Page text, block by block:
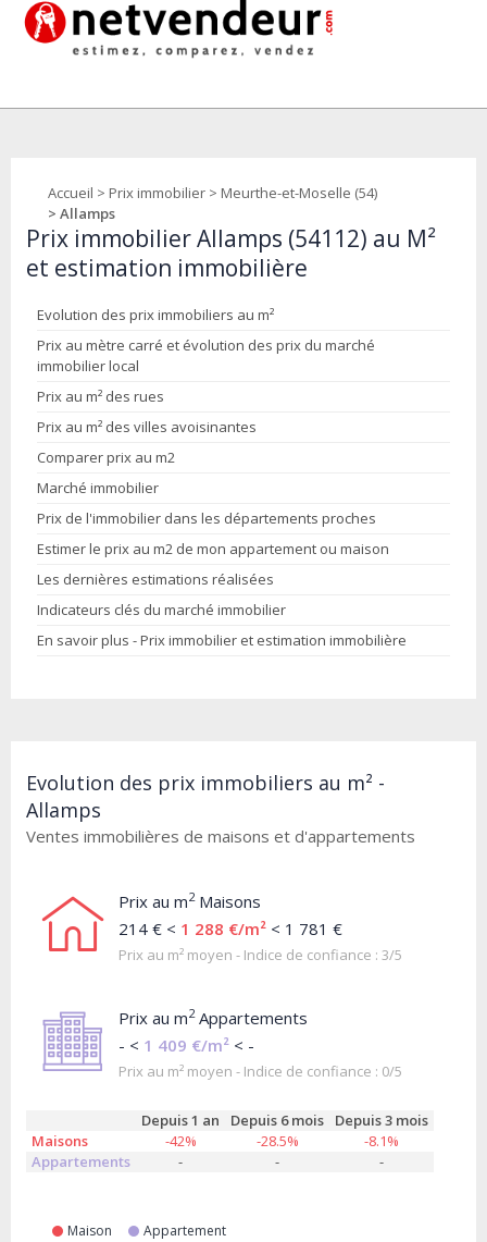
Accueil > Prix immobilier > Meurthe-et-Moselle (54)
> Allamps
Prix immobilier Allamps (54112) au M²
et estimation immobilière
Evolution des prix immobiliers au m²
Prix au mètre carré et évolution des prix du marché
immobilier local
Prix au m² des rues
Prix au m² des villes avoisinantes
Comparer prix au m2
Marché immobilier
Prix de l'immobilier dans les départements proches
Estimer le prix au m2 de mon appartement ou maison
Les dernières estimations réalisées
Indicateurs clés du marché immobilier
En savoir plus - Prix immobilier et estimation immobilière
Evolution des prix immobiliers au m² -
Allamps
Ventes immobilières de maisons et d'appartements
Prix au m2Maisons
214 € < 1 288 €/m² < 1 781 €
Prix au m² moyen - Indice de confiance : 3/5
Prix au m2Appartements
- < 1 409 €/m² < -
Prix au m² moyen - Indice de confiance : 0/5
Depuis 1 an Depuis 6 mois
Depuis 3 mois
Maisons
-42% -28.5%
-8.1%
Appartements
- - -
Maison Appartement